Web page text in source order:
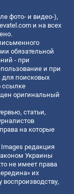
фото- и видео-),
и на всех
обязательной
- при
и при
поисковых
ссылке
оригинальный
статьи,
на которые
редакция
Украины
не имеет права
их